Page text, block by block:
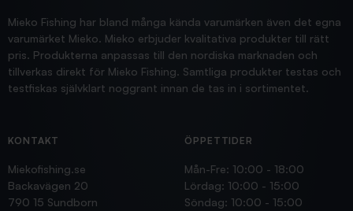
Mieko Fishing har bland många kända varumärken även det egna
varumärket Mieko. Mieko erbjuder kvalitativa produkter till rätt
pris. Produkterna anpassas till den nordiska marknaden och
tillverkas direkt för Mieko Fishing. Samtliga produkter testas och
testfiskas självklart noggrant innan de tas in i sortimentet.
KONTAKT
Miekofishing.se
Backavägen 20
790 15 Sundborn
ÖPPETTIDER
Mån-Fre: 10:00 - 18:00
Lördag: 10:00 - 15:00
Söndag: 10:00 - 15:00